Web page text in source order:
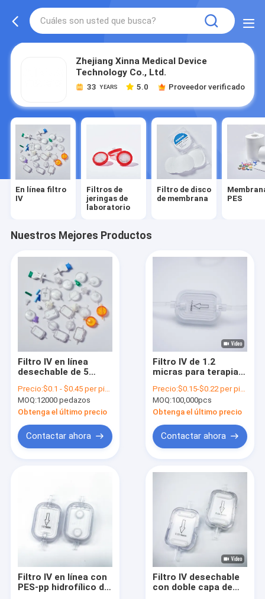
Zhejiang Xinna Medical Device
Technology Co., Ltd.
33 YEARS 5.0 Proveedor verificado
En línea filtro
IV
Filtros de
jeringas de
laboratorio
Filtro de disco
de membrana
PES
Nuestros Mejores Productos
Filtro IV en línea
desechable de 5
membrana PES para
líneas de acceso
venoso
Precio:$0.1 - $0.45 per piece
MOQ:12000 pedazos
Obtenga el último precio
Contactar ahora
Filtro IV de 1.2
micras para terapia
Precio:$0.15-$0.22 per piece
MOQ:100,000pcs
Obtenga el último precio
Contactar ahora
Filtro IV en línea con
PES-pp hidrofílico de
Filtro IV desechable
con doble capa de